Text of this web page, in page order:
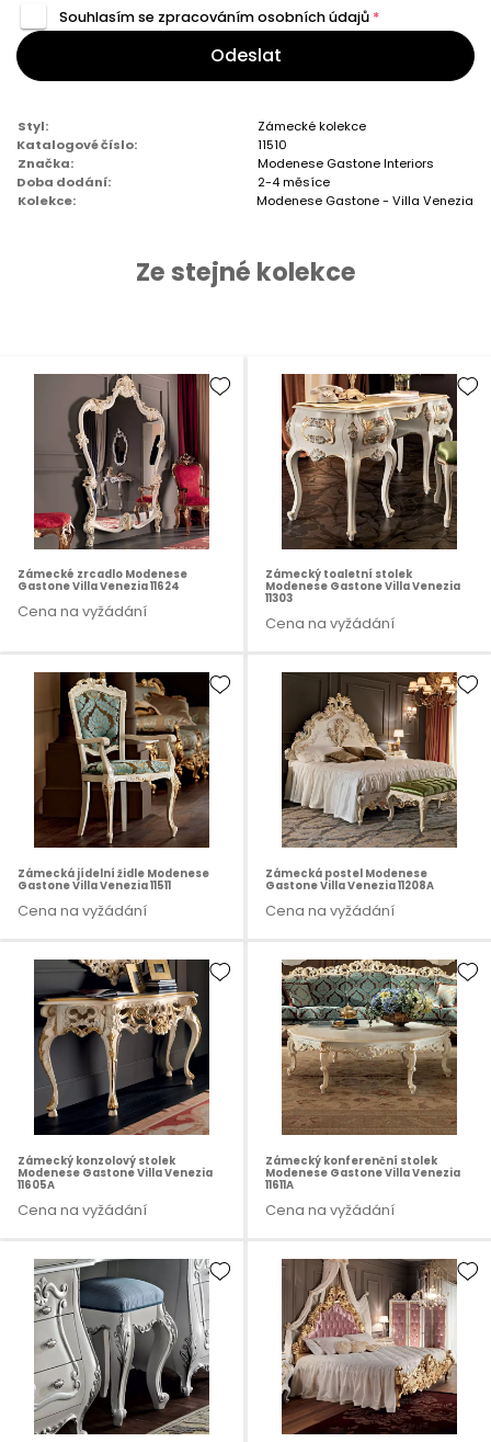
Souhlasím se zpracovánímosobních údajů *
Odeslat
Styl:
Zámecké kolekce
Katalogové číslo:
11510
Značka:
Modenese Gastone Interiors
Doba dodání:
2-4 měsíce
Kolekce:
Modenese Gastone - Villa Venezia
Ze stejné kolekce
Zámecké zrcadlo Modenese
Gastone Villa Venezia 11624
Cena na vyžádání
Zámecký toaletní stolek
Modenese Gastone Villa Venezia
11303
Cena na vyžádání
Zámecká jídelní židle Modenese
Gastone Villa Venezia 11511
Cena na vyžádání
Zámecká postel Modenese
Gastone Villa Venezia 11208A
Cena na vyžádání
Zámecký konzolový stolek
Modenese Gastone Villa Venezia
11605A
Cena na vyžádání
Zámecký konferenční stolek
Modenese Gastone Villa Venezia
11611A
Cena na vyžádání